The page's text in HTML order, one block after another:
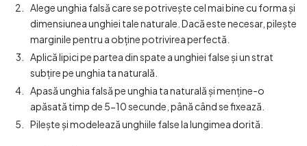
Alege unghia falsă care se potrivește cel mai bine cu forma și
dimensiunea unghiei tale naturale. Dacă este necesar, pilește
marginile pentru a obține potrivirea perfectă.
Aplică lipici pe partea din spate a unghiei false și un strat
subțire pe unghia ta naturală.
Apasă unghia falsă pe unghia ta naturală și menține-o
apăsată timp de 5-10 secunde, până când se fixează.
Pilește și modelează unghiile false la lungimea dorită.